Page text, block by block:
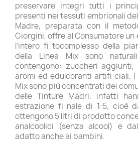
preservare integri tutti i
presenti nei tessuti embrionali
Madre, preparata con il
Giorgini, offre al Consumatore
l’intero fi tocomplesso della
della Linea Mix sono
contengono: zuccheri aggiunti,
aromi ed edulcoranti artifi ciali.
Mix sono più concentrati dei
delle Tinture Madri, infatti
estrazione fi nale di 1:5, cioè
ottengono 5 litri di prodotto
analcoolici (senza alcool) e
adatto anche ai bambini.